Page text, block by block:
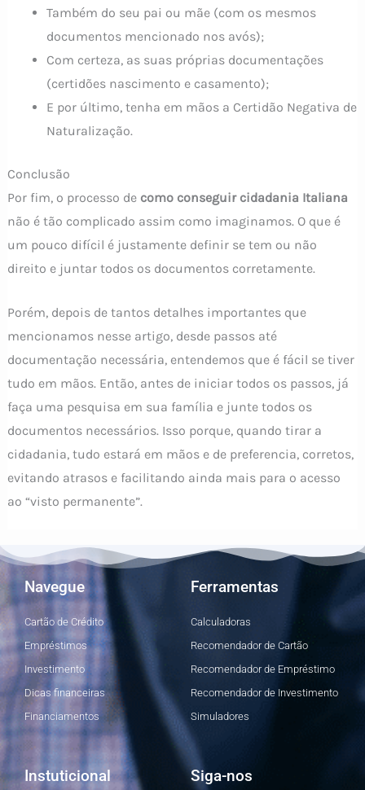
Também do seu pai ou mãe (com os mesmos
documentos mencionado nos avós);
Com certeza, as suas próprias documentações
(certidões nascimento e casamento);
E por último, tenha em mãos a Certidão Negativa de
Naturalização.
Conclusão
Por fim, o processo de como conseguir cidadania Italiana
não é tão complicado assim como imaginamos. O que é
um pouco difícil é justamente definir se tem ou não
direito e juntar todos os documentos corretamente.
Porém, depois de tantos detalhes importantes que
mencionamos nesse artigo, desde passos até
documentação necessária, entendemos que é fácil se tiver
tudo em mãos. Então, antes de iniciar todos os passos, já
faça uma pesquisa em sua família e junte todos os
documentos necessários. Isso porque, quando tirar a
cidadania, tudo estará em mãos e de preferencia, corretos,
evitando atrasos e facilitando ainda mais para o acesso
ao “visto permanente”.
Navegue
Cartão de Crédito
Empréstimos
Investimento
Dicas financeiras
Financiamentos
Ferramentas
Calculadoras
Recomendador de Cartão
Recomendador de Empréstimo
Recomendador de Investimento
Simuladores
Instuticional Siga-nos